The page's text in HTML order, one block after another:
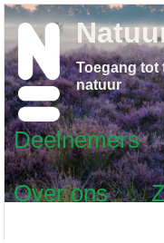
Deelnemers
Over ons
Toegang tot
natuur